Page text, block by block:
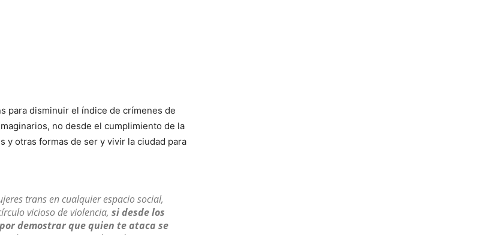
para disminuir el índice de crímenes de
no desde el cumplimiento de la
y otras formas de ser y vivir la ciudad para
trans en cualquier espacio social,
vicioso de violencia,si desde los
demostrar que quien te ataca se